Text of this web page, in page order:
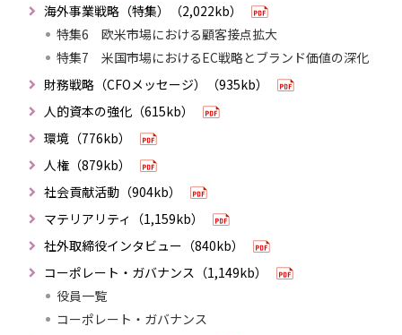
海外事業戦略（特集）（2,022kb）
特集6 欧米市場における顧客接点拡大
特集7 米国市場におけるEC戦略とブランド価値の深化
財務戦略（CFOメッセージ）（935kb）
人的資本の強化（615kb）
環境（776kb）
人権（879kb）
社会貢献活動（904kb）
マテリアリティ（1,159kb）
社外取締役インタビュー（840kb）
コーポレート・ガバナンス（1,149kb）
役員一覧
コーポレート・ガバナンス